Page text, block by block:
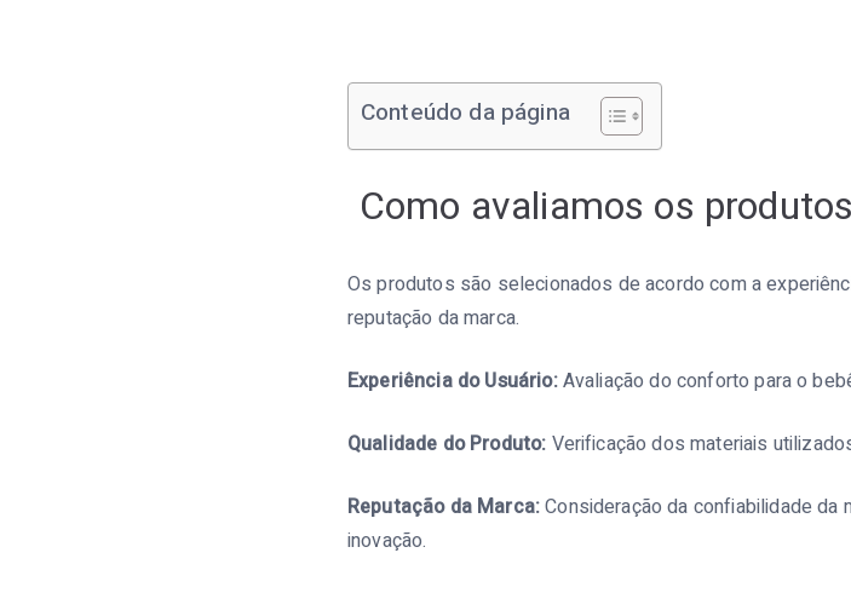
Conteúdo da página
Como avaliamos os produtos
Os produtos são selecionados de acordo com a
reputação da marca.
Experiência do Usuário:Avaliação do conforto para o
Qualidade do Produto: Verificação dos materiais
Reputação da Marca:Consideração da confiabilidade da
inovação.